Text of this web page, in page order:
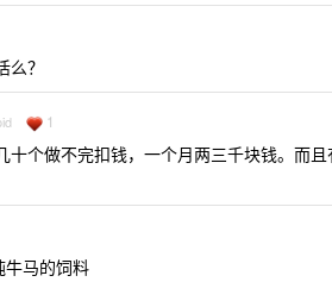
？
1
十个做不完扣钱，一个月两三千块钱。而
牛马的饲料